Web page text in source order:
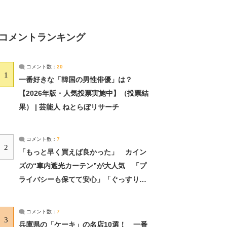
コメントランキング
1
コメント数： 20
一番好きな「韓国の男性俳優」は？
【2026年版・人気投票実施中】（投票結
果） | 芸能人 ねとらぼリサーチ
2
コメント数： 7
「もっと早く買えば良かった」 カイン
ズの“車内遮光カーテン”が大人気 「プ
ライバシーも保てて安心」「ぐっすり眠
3
コメント数： 7
兵庫県の「ケーキ」の名店10選！ 一番